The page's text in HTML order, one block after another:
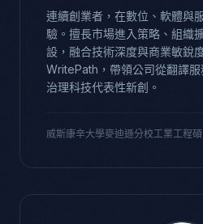
連續創業者，在數位、軟體與
驗。擅長市場進入策略、組織
設，融合技術深度與商業敏銳
WritePath，帶領公司從翻譯
治理科技代表性新創。
威斯康辛大學麥迪遜分校工業工程